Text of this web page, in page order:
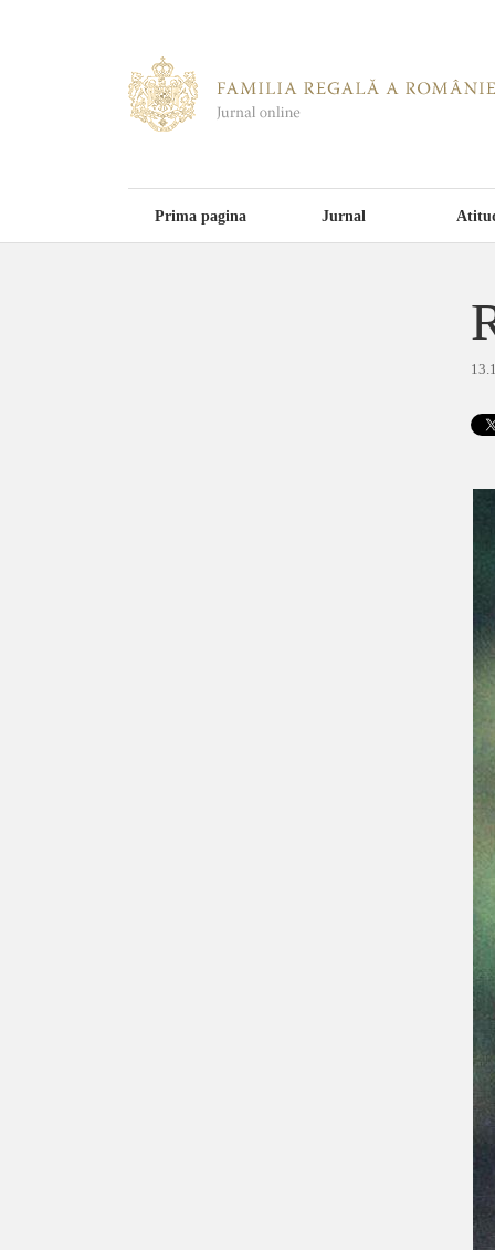
Prima pagina Jurnal